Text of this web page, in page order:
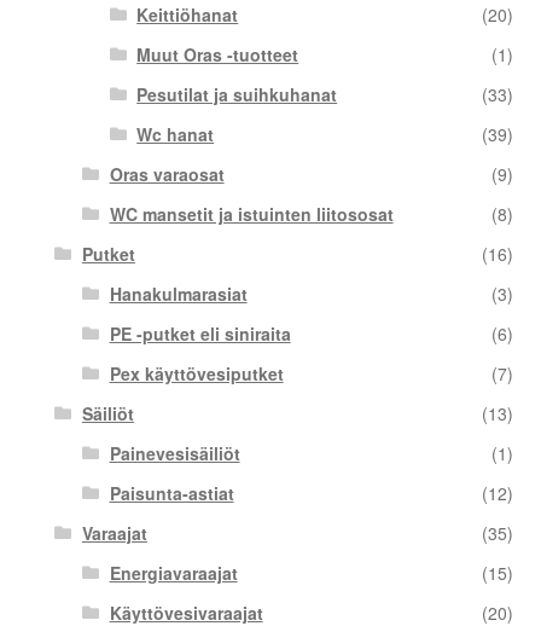
Keittiöhanat
(20)
Muut Oras -tuotteet
(1)
Pesutilat ja suihkuhanat
(33)
Wc hanat
(39)
Oras varaosat
(9)
WC mansetit ja istuinten liitososat
(8)
Putket
(16)
Hanakulmarasiat
(3)
PE -putket eli siniraita
(6)
Pex käyttövesiputket
(7)
Säiliöt
(13)
Painevesisäiliöt
(1)
Paisunta-astiat
(12)
Varaajat
(35)
Energiavaraajat
(15)
Käyttövesivaraajat
(20)